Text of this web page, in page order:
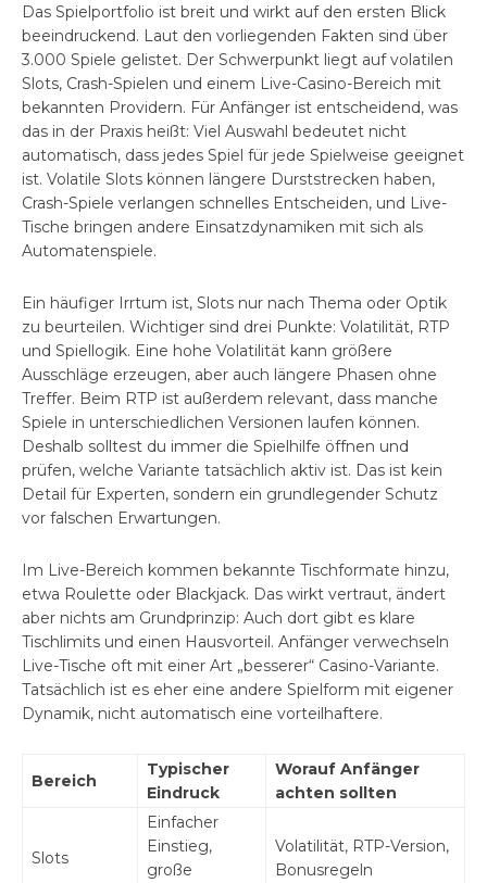
Das Spielportfolio ist breit und wirkt auf den ersten Blick
beeindruckend. Laut den vorliegenden Fakten sind über
3.000 Spiele gelistet. Der Schwerpunkt liegt auf volatilen
Slots, Crash-Spielen und einem Live-Casino-Bereich mit
bekannten Providern. Für Anfänger ist entscheidend, was
das in der Praxis heißt: Viel Auswahl bedeutet nicht
automatisch, dass jedes Spiel für jede Spielweise geeignet
ist. Volatile Slots können längere Durststrecken haben,
Crash-Spiele verlangen schnelles Entscheiden, und Live-
Tische bringen andere Einsatzdynamiken mit sich als
Automatenspiele.
Ein häufiger Irrtum ist, Slots nur nach Thema oder Optik
zu beurteilen. Wichtiger sind drei Punkte: Volatilität, RTP
und Spiellogik. Eine hohe Volatilität kann größere
Ausschläge erzeugen, aber auch längere Phasen ohne
Treffer. Beim RTP ist außerdem relevant, dass manche
Spiele in unterschiedlichen Versionen laufen können.
Deshalb solltest du immer die Spielhilfe öffnen und
prüfen, welche Variante tatsächlich aktiv ist. Das ist kein
Detail für Experten, sondern ein grundlegender Schutz
vor falschen Erwartungen.
Im Live-Bereich kommen bekannte Tischformate hinzu,
etwa Roulette oder Blackjack. Das wirkt vertraut, ändert
aber nichts am Grundprinzip: Auch dort gibt es klare
Tischlimits und einen Hausvorteil. Anfänger verwechseln
Live-Tische oft mit einer Art „besserer“ Casino-Variante.
Tatsächlich ist es eher eine andere Spielform mit eigener
Dynamik, nicht automatisch eine vorteilhaftere.
Bereich
Typischer
Eindruck
Worauf Anfänger
achten sollten
Slots
Einfacher
Einstieg,
große
Volatilität, RTP-Version,
Bonusregeln